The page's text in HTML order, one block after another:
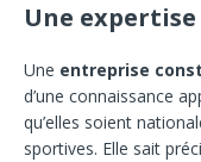
Une
Une entreprise
d’une connaissance
qu’elles soient
sportives. Elle sait